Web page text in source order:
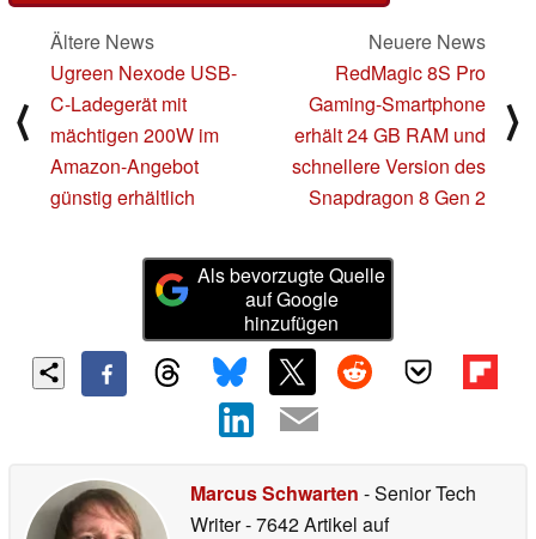
⟨
Ältere News
Ugreen Nexode USB-
C-Ladegerät mit
mächtigen 200W im
Amazon-Angebot
günstig erhältlich
Neuere News
RedMagic 8S Pro
Gaming-Smartphone
erhält 24 GB RAM und
schnellere Version des
Snapdragon 8 Gen 2
⟩
Als bevorzugte Quelle
auf Google
hinzufügen
Marcus Schwarten - Senior Tech
Writer- 7642 Artikel auf